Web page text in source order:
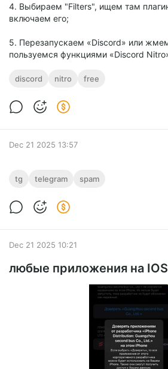
4. Выбираем "Filters", ищем там
включаем его;
5. Перезапускаем «Discord» или
пользуемся функциями «Discord
discord nitro free
Dec 21 2025 13:57
Телеграмм рассылка
можете: устанавливать текст для
чаты, OTC чаты и тд
tg telegram spam
Dec 21 2025 10:21
любые приложения на IOS